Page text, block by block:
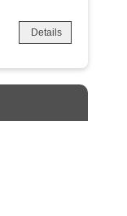
Details